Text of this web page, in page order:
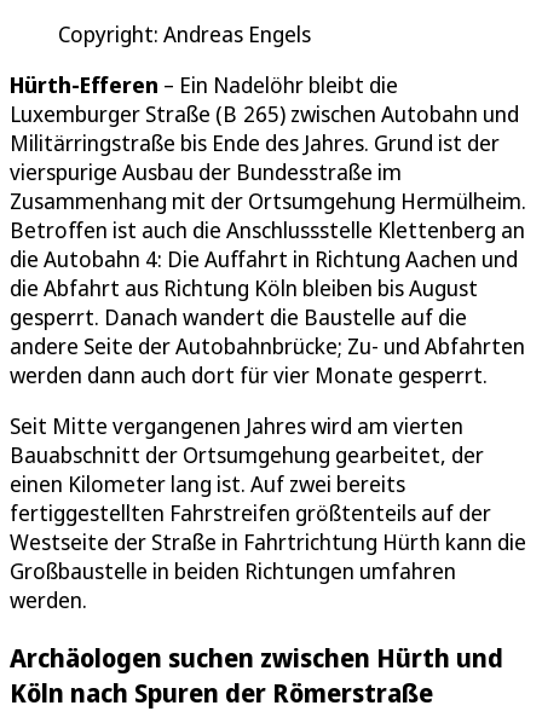
Copyright: Andreas Engels
Hürth-Efferen – Ein Nadelöhr bleibt die
Luxemburger Straße (B 265) zwischen Autobahn und
Militärringstraße bis Ende des Jahres. Grund ist der
vierspurige Ausbau der Bundesstraße im
Zusammenhang mit der Ortsumgehung Hermülheim.
Betroffen ist auch die Anschlussstelle Klettenberg an
die Autobahn 4: Die Auffahrt in Richtung Aachen und
die Abfahrt aus Richtung Köln bleiben bis August
gesperrt. Danach wandert die Baustelle auf die
andere Seite der Autobahnbrücke; Zu- und Abfahrten
werden dann auch dort für vier Monate gesperrt.
Seit Mitte vergangenen Jahres wird am vierten
Bauabschnitt der Ortsumgehung gearbeitet, der
einen Kilometer lang ist. Auf zwei bereits
fertiggestellten Fahrstreifen größtenteils auf der
Westseite der Straße in Fahrtrichtung Hürth kann die
Großbaustelle in beiden Richtungen umfahren
werden.
Archäologen suchen zwischen Hürth und
Köln nach Spuren der Römerstraße